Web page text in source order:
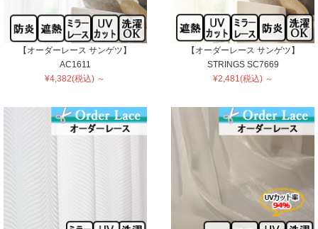
【オーダーレース サンゲツ】
AC1611
¥4,382(税込) ～
【オーダーレース サンゲツ】
STRINGS SC7669
¥2,481(税込) ～